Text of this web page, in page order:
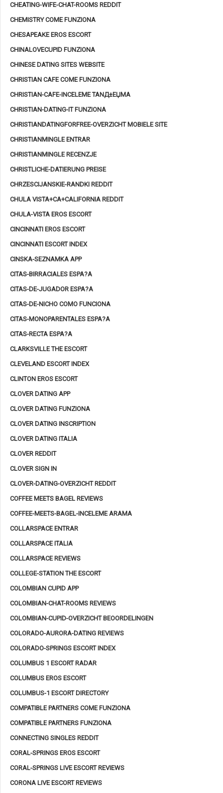
CHEATING-WIFE-CHAT-ROOMS REDDIT
CHEMISTRY COME FUNZIONA
CHESAPEAKE EROS ESCORT
CHINALOVECUPID FUNZIONA
CHINESE DATING SITES WEBSITE
CHRISTIAN CAFE COME FUNZIONA
CHRISTIAN-CAFE-INCELEME TANД±ЕЏMA
CHRISTIAN-DATING-IT FUNZIONA
CHRISTIANDATINGFORFREE-OVERZICHT MOBIELE SITE
CHRISTIANMINGLE ENTRAR
CHRISTIANMINGLE RECENZJE
CHRISTLICHE-DATIERUNG PREISE
CHRZESCIJANSKIE-RANDKI REDDIT
CHULA VISTA+CA+CALIFORNIA REDDIT
CHULA-VISTA EROS ESCORT
CINCINNATI EROS ESCORT
CINCINNATI ESCORT INDEX
CINSKA-SEZNAMKA APP
CITAS-BIRRACIALES ESPA?A
CITAS-DE-JUGADOR ESPA?A
CITAS-DE-NICHO COMO FUNCIONA
CITAS-MONOPARENTALES ESPA?A
CITAS-RECTA ESPA?A
CLARKSVILLE THE ESCORT
CLEVELAND ESCORT INDEX
CLINTON EROS ESCORT
CLOVER DATING APP
CLOVER DATING FUNZIONA
CLOVER DATING INSCRIPTION
CLOVER DATING ITALIA
CLOVER REDDIT
CLOVER SIGN IN
CLOVER-DATING-OVERZICHT REDDIT
COFFEE MEETS BAGEL REVIEWS
COFFEE-MEETS-BAGEL-INCELEME ARAMA
COLLARSPACE ENTRAR
COLLARSPACE ITALIA
COLLARSPACE REVIEWS
COLLEGE-STATION THE ESCORT
COLOMBIAN CUPID APP
COLOMBIAN-CHAT-ROOMS REVIEWS
COLOMBIAN-CUPID-OVERZICHT BEOORDELINGEN
COLORADO-AURORA-DATING REVIEWS
COLORADO-SPRINGS ESCORT INDEX
COLUMBUS 1 ESCORT RADAR
COLUMBUS EROS ESCORT
COLUMBUS-1 ESCORT DIRECTORY
COMPATIBLE PARTNERS COME FUNZIONA
COMPATIBLE PARTNERS FUNZIONA
CONNECTING SINGLES REDDIT
CORAL-SPRINGS EROS ESCORT
CORAL-SPRINGS LIVE ESCORT REVIEWS
CORONA LIVE ESCORT REVIEWS